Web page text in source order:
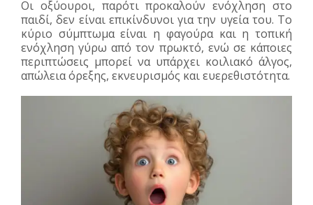
Οι οξύουροι, παρότι προκαλούν ενόχληση στο
παιδί, δεν είναι επικίνδυνοι για την υγεία του. Το
κύριο σύμπτωμα είναι η φαγούρα και η τοπική
ενόχληση γύρω από τον πρωκτό, ενώ σε κάποιες
περιπτώσεις μπορεί να υπάρχει κοιλιακό άλγος,
απώλεια όρεξης, εκνευρισμός και ευερεθιστότητα.